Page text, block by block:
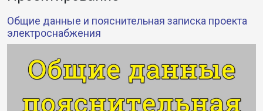
Общие данные и пояснительная записка проекта
электроснабжения